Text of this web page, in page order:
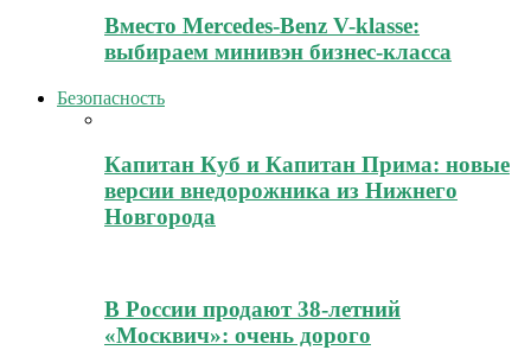
Вместо Mercedes-Benz V-klasse:
выбираем минивэн бизнес-класса
Безопасность
Капитан Куб и Капитан Прима: новые
версии внедорожника из Нижнего
Новгорода
В России продают 38-летний
«Москвич»: очень дорого